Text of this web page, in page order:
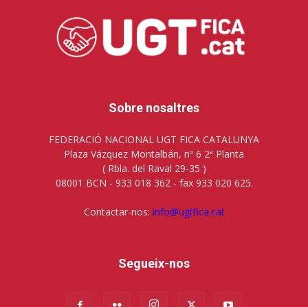
Sobre nosaltres
FEDERACIÓ NACIONAL UGT FICA CATALUNYA
Plaza Vázquez Montalbán, nº 6 2ª Planta
( Rbla. del Raval 29-35 )
08001 BCN - 933 018 362 - fax 933 020 625.
Contactar-nos: info@ugtfica.cat
Segueix-nos